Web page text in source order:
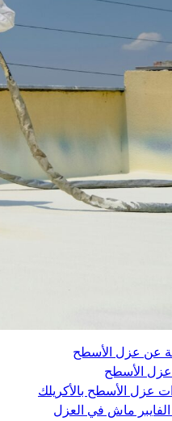
عن عزل الأسطح
عزل الأسطح
عزل الأسطح بالأكريلك
الفايبر ماش في العزل